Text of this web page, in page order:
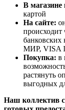
В магазине
картой
На сайте:
МИР, VISA
Покупка: в
растянуть
выгодных
Наш коллектив